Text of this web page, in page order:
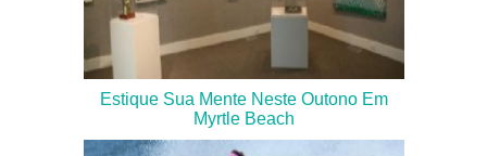
Estique Sua Mente Neste Outono Em
Myrtle Beach